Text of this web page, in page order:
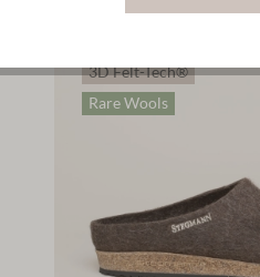
3D Felt-Tech®
Rare Wools